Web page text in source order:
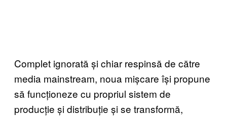
Complet ignorată și chiar respinsă de către
media mainstream, noua mișcare își propune
să funcționeze cu propriul sistem de
producție și distribuție și se transformă,